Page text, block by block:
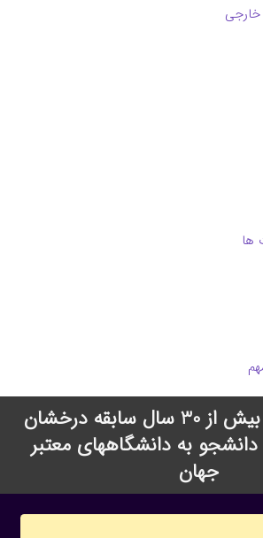
خارجی
ها
CIS Group با بیش از 30 سال سابقه درخشان
دانشجو به دانشگاههای معتبر
جهان